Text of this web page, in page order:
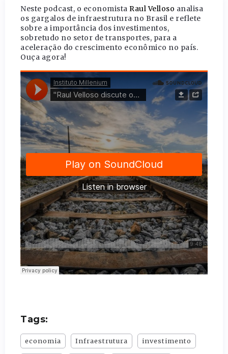
Neste podcast, o economista Raul Velloso analisa
os gargalos de infraestrutura no Brasil e reflete
sobre a importância dos investimentos,
sobretudo no setor de transportes, para a
aceleração do crescimento econômico no país.
Ouça agora!
Tags:
economia Infraestrutura investimento